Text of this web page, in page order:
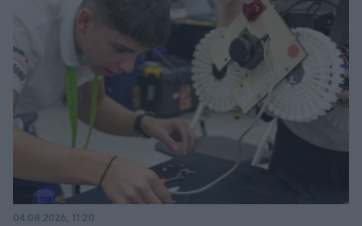
04.08.2026, 11:20